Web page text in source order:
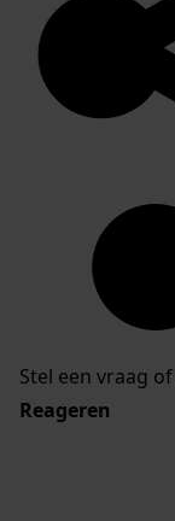
Stel een vraag
Reageren